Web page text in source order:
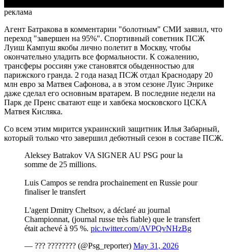
реклама
Агент Батракова в комментарии "болотным" СМИ заявил, что
переход "завершен на 95%". Спортивный советник ПСЖ
Луиш Кампуш якобы лично полетит в Москву, чтобы
окончательно уладить все формальности. К сожалению,
трансферы россиян уже становятся обыденностью для
парижского гранда. 2 года назад ПСЖ отдал Краснодару 20
млн евро за Матвея Сафонова, а в этом сезоне Луис Энрике
даже сделал его основным вратарем. В последние недели на
Парк де Пренс сватают еще и хавбека московского ЦСКА
Матвея Кисляка.
Со всем этим мирится украинский защитник Илья Забарный,
который только что завершил дебютный сезон в составе ПСЖ.
Aleksey Batrakov VA SIGNER AU PSG pour la
somme de 25 millions.
Luis Campos se rendra prochainement en Russie pour
finaliser le transfert
L'agent Dmitry Cheltsov, a déclaré au journal
Championnat, (journal russe très fiable) que le transfert
était achevé à 95 %. pic.twitter.com/AVPQvNHzBg
— ??? ???????? (@Psg_reporter) May 31, 2026